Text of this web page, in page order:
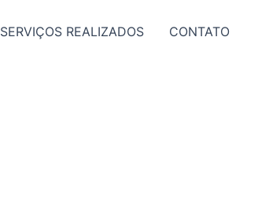
SERVIÇOS REALIZADOS CONTATO